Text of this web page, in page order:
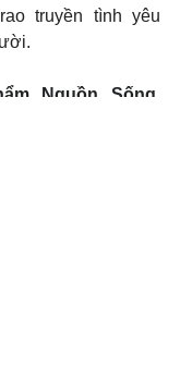
truyền tình yêu
Nguồn Sống.